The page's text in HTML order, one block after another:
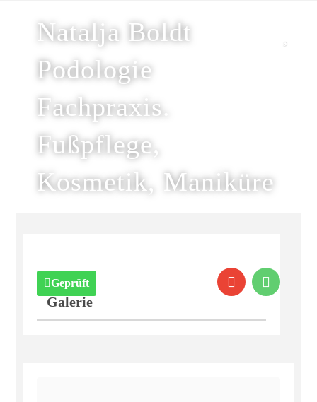
Natalja Boldt
Podologie
Fachpraxis.
Fußpflege,
Kosmetik, Maniküre
Geprüft
Galerie